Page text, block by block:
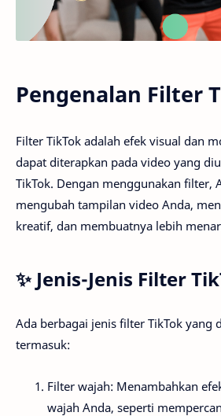
Pengenalan Filter
Filter TikTok adalah efek visual dan
dapat diterapkan pada video yang
TikTok. Dengan menggunakan filter,
mengubah tampilan video Anda,
kreatif, dan membuatnya lebih
✨ Jenis-Jenis Filter
Ada berbagai jenis filter TikTok yang
termasuk:
Filter wajah: Menambahkan
wajah Anda, seperti